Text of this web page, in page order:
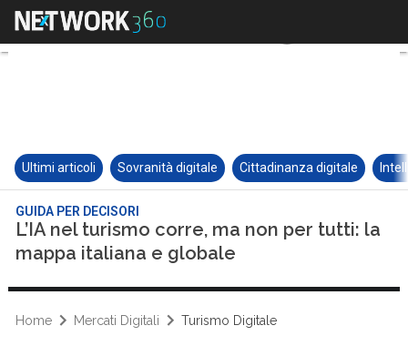
Ultimi articoli Sovranità digitale Cittadinanza digitale
GUIDA PER DECISORI
L’IA nel turismo corre, ma non per tutti: la
mappa italiana e globale
Home Mercati Digitali Turismo Digitale